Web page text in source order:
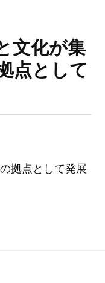
文化が集
点として
拠点として発展